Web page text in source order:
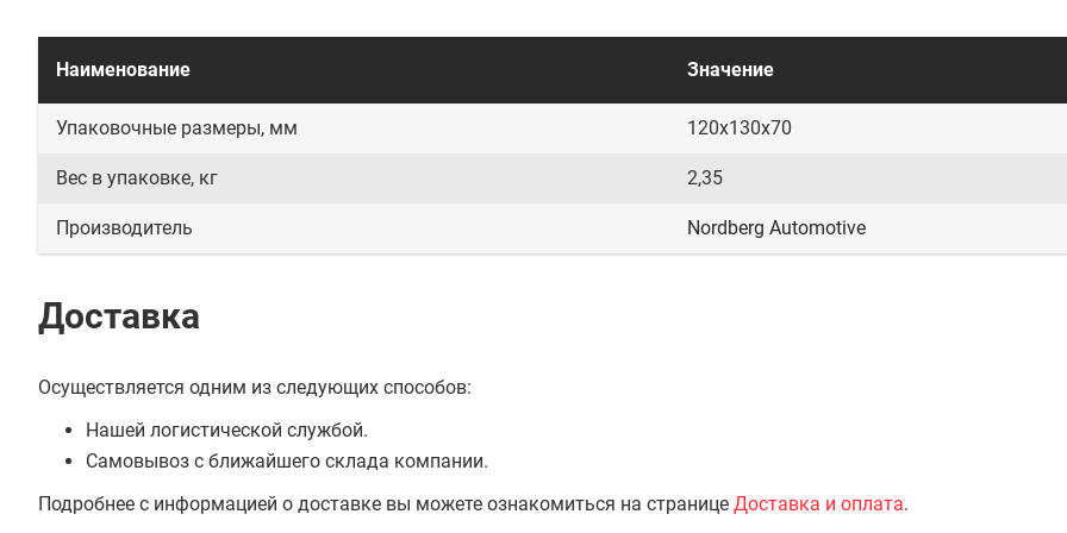
Наименование Значение
Упаковочные размеры, мм 120x130x70
Вес в упаковке, кг 2,35
Производитель Nordberg Automotive
Доставка
Осуществляется одним из следующих способов:
Нашей логистической службой.
Самовывоз с ближайшего склада компании.
Подробнее с информацией о доставке вы можете ознакомиться на странице Доставка и оплата.